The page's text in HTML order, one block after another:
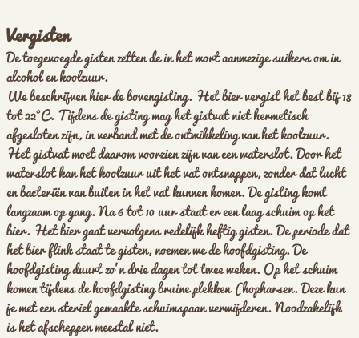
Vergisten
De toegevoegde gisten zetten de in het wort aanwezige suikers om in
alcohol en koolzuur.
We beschrijven hier de bovengisting. Het bier vergist het best bij 18
tot 22°C. Tijdens de gisting mag het gistvat niet hermetisch
afgesloten zijn, in verband met de ontwikkeling van het koolzuur.
Het gistvat moet daarom voorzien zijn van een waterslot. Door het
waterslot kan het koolzuur uit het vat ontsnappen, zonder dat lucht
en bacteriën van buiten in het vat kunnen komen. De gisting komt
langzaam op gang. Na 6 tot 10 uur staat er een laag schuim op het
bier. Het bier gaat vervolgens redelijk heftig gisten. De periode dat
het bier flink staat te gisten, noemen we de hoofdgisting. De
hoofdgisting duurt zo’n drie dagen tot twee weken. Op het schuim
komen tijdens de hoofdgisting bruine plekken (hopharsen. Deze kun
je met een steriel gemaakte schuimspaan verwijderen. Noodzakelijk
is het afscheppen meestal niet.